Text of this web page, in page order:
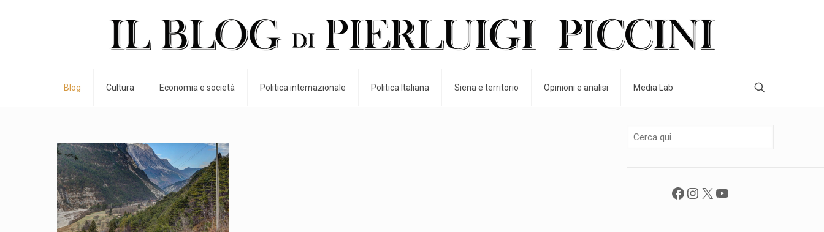
Blog Cultura Economia e società Politica internazionale Politica Italiana Siena e territorio Opinioni e analisi Media Lab
Facebook
Instagram
X YouTube